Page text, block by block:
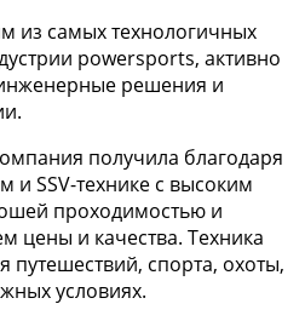
из самых технологичных
powersports, активно
решения и
получила благодаря
SSV-технике с высоким
проходимостью и
цены и качества. Техника
путешествий, спорта, охоты,
условиях.